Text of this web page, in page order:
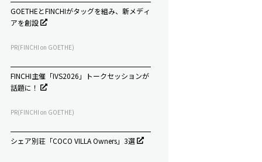
GOETHEとFINCHIがタッグを組み、新メディ
アを創設
PR(FINCHI on GOETHE)
FINCHI主催「IVS2026」トークセッションが
話題に！
PR(FINCHI on GOETHE)
シェア別荘「COCO VILLA Owners」3選